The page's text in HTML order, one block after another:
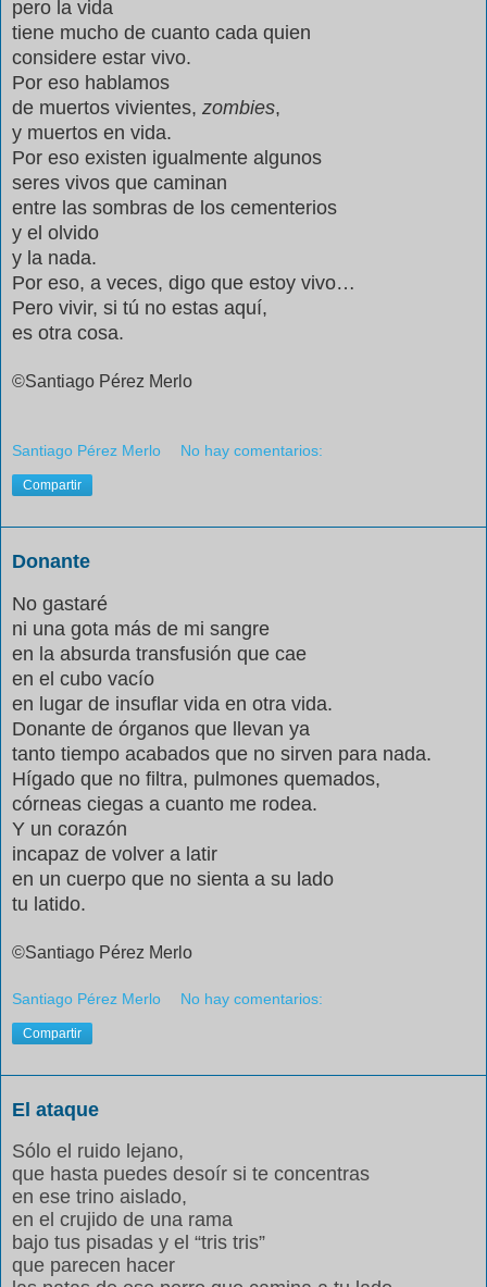
pero la vida
tiene mucho de cuanto cada quien
considere estar vivo.
Por eso hablamos
de muertos vivientes, zombies,
y muertos en vida.
Por eso existen igualmente algunos
seres vivos que caminan
entre las sombras de los cementerios
y el olvido
y la nada.
Por eso, a veces, digo que estoy vivo…
Pero vivir, si tú no estas aquí,
es otra cosa.
©Santiago Pérez Merlo
Santiago Pérez Merlo No hay comentarios:
Compartir
Donante
No gastaré
ni una gota más de mi sangre
en la absurda transfusión que cae
en el cubo vacío
en lugar de insuflar vida en otra vida.
Donante de órganos que llevan ya
tanto tiempo acabados que no sirven para nada.
Hígado que no filtra, pulmones quemados,
córneas ciegas a cuanto me rodea.
Y un corazón
incapaz de volver a latir
en un cuerpo que no sienta a su lado
tu latido.
©Santiago Pérez Merlo
Santiago Pérez Merlo No hay comentarios:
Compartir
El ataque
Sólo el ruido lejano,
que hasta puedes desoír si te concentras
en ese trino aislado,
en el crujido de una rama
bajo tus pisadas y el “tris tris”
que parecen hacer